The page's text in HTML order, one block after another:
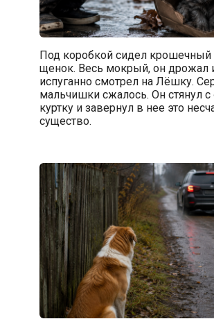
Под коробкой сидел
щенок. Весь мокрый, он дрожал
испуганно смотрел на Лёшку.
мальчишки сжалось. Он стянул с
куртку и завернул в нее это
существо.